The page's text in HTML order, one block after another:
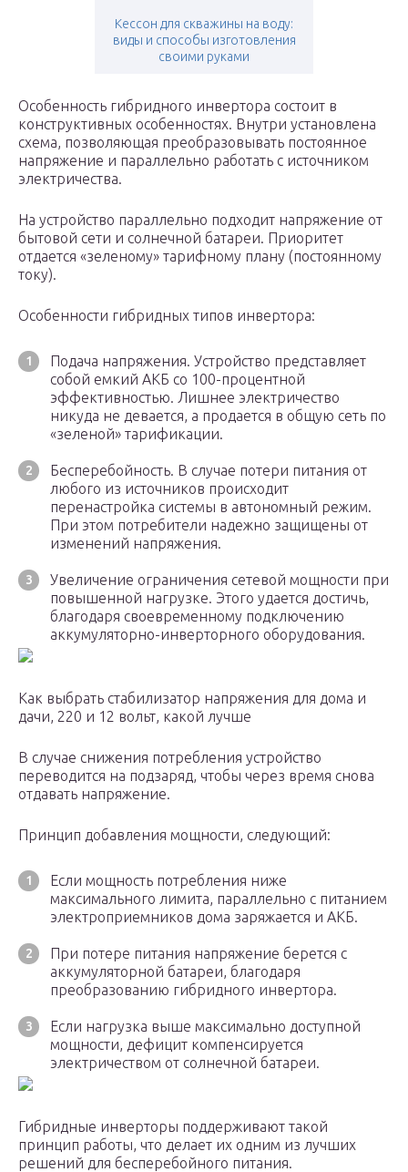
Кессон для скважины на воду:
виды и способы изготовления
своими руками
Особенность гибридного инвертора состоит в
конструктивных особенностях. Внутри установлена
схема, позволяющая преобразовывать постоянное
напряжение и параллельно работать с источником
электричества.
На устройство параллельно подходит напряжение от
бытовой сети и солнечной батареи. Приоритет
отдается «зеленому» тарифному плану (постоянному
току).
Особенности гибридных типов инвертора:
Подача напряжения. Устройство представляет
собой емкий АКБ со 100-процентной
эффективностью. Лишнее электричество
никуда не девается, а продается в общую сеть по
«зеленой» тарификации.
Бесперебойность. В случае потери питания от
любого из источников происходит
перенастройка системы в автономный режим.
При этом потребители надежно защищены от
изменений напряжения.
Увеличение ограничения сетевой мощности при
повышенной нагрузке. Этого удается достичь,
благодаря своевременному подключению
аккумуляторно-инверторного оборудования.
Как выбрать стабилизатор напряжения для дома и
дачи, 220 и 12 вольт, какой лучше
В случае снижения потребления устройство
переводится на подзаряд, чтобы через время снова
отдавать напряжение.
Принцип добавления мощности, следующий:
Если мощность потребления ниже
максимального лимита, параллельно с питанием
электроприемников дома заряжается и АКБ.
При потере питания напряжение берется с
аккумуляторной батареи, благодаря
преобразованию гибридного инвертора.
Если нагрузка выше максимально доступной
мощности, дефицит компенсируется
электричеством от солнечной батареи.
Гибридные инверторы поддерживают такой
принцип работы, что делает их одним из лучших
решений для бесперебойного питания.